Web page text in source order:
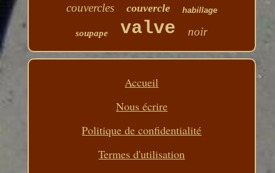
couvercles couvercle habillage
soupape valve noir
Accueil
Nous écrire
Politique de confidentialité
Termes d'utilisation